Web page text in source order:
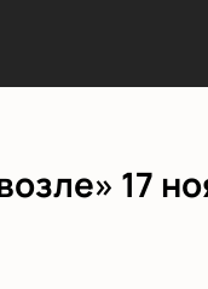
17